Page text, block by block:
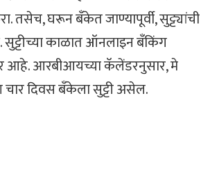
तसेच, घरून बँकेत जाण्यापूर्वी, सुट्ट्यांची
सुट्टीच्या काळात ऑनलाइन बँकिंग
आहे. आरबीआयच्या कॅलेंडरनुसार, मे
दिवस बँकेला सुट्टी असेल.